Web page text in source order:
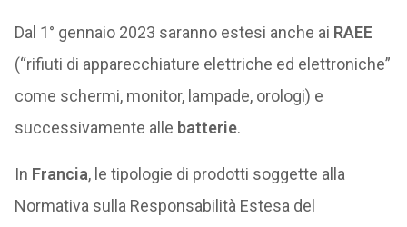
Dal 1° gennaio 2023 saranno estesi anche ai RAEE
(“rifiuti di apparecchiature elettriche ed elettroniche”
come schermi, monitor, lampade, orologi) e
successivamente alle batterie.
In Francia, le tipologie di prodotti soggette alla
Normativa sulla Responsabilità Estesa del